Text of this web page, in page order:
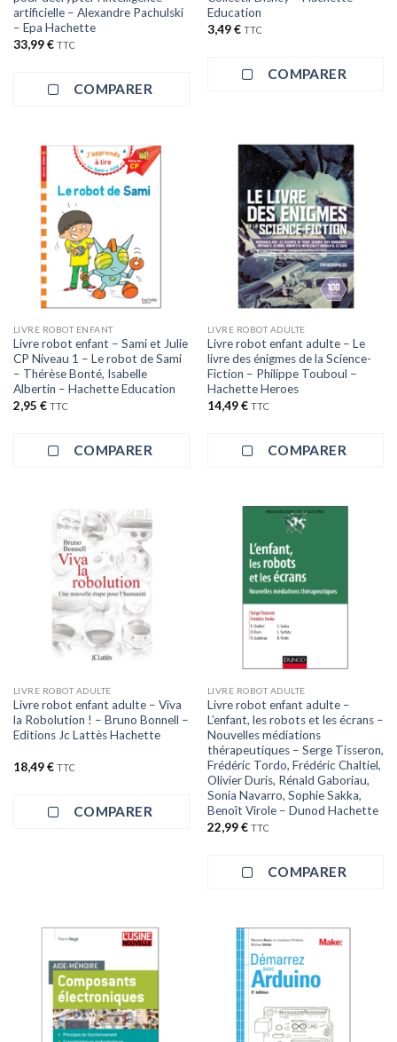
artificielle – Alexandre Pachulski
– Epa Hachette
33,99€ TTC
COMPARER
Education
3,49€ TTC
COMPARER
LIVRE ROBOT ENFANT
Livre robot enfant – Sami et Julie
CP Niveau 1 – Le robot de Sami
– Thérèse Bonté, Isabelle
Albertin – Hachette Education
2,95 € TTC
COMPARER
LIVRE ROBOT ADULTE
Livre robot enfant adulte – Le
livre des énigmes de la Science-
Fiction – Philippe Touboul –
Hachette Heroes
14,49€ TTC
COMPARER
LIVRE ROBOT ADULTE
Livre robot enfant adulte – Viva
la Robolution ! – Bruno Bonnell –
Editions Jc Lattès Hachette
18,49€ TTC
COMPARER
LIVRE ROBOT ADULTE
Livre robot enfant adulte –
L’enfant, les robots et les écrans –
Nouvelles médiations
thérapeutiques – Serge Tisseron,
Frédéric Tordo, Frédéric Chaltiel,
Olivier Duris, Rénald Gaboriau,
Sonia Navarro, Sophie Sakka,
Benoît Virole – Dunod Hachette
22,99€ TTC
COMPARER